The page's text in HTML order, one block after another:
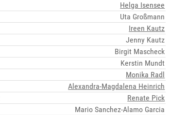
Helga Isensee
Uta Großmann
Ireen Kautz
Jenny Kautz
Birgit Mascheck
Kerstin Mundt
Monika Radl
Alexandra-Magdalena Heinrich
Renate Pick
Mario Sanchez-Alamo Garcia